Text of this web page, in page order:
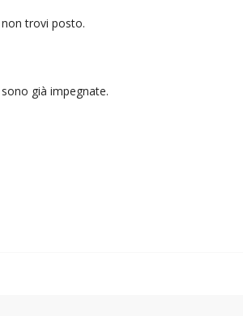
trovi posto.
già impegnate.